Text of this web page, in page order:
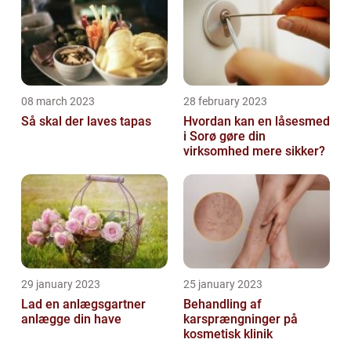
08 march 2023
Så skal der laves tapas
28 february 2023
Hvordan kan en låsesmed
i Sorø gøre din
virksomhed mere sikker?
29 january 2023
Lad en anlægsgartner
anlægge din have
25 january 2023
Behandling af
karsprængninger på
kosmetisk klinik